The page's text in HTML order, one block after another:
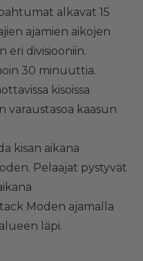
alkavat 15
ajamien aikojen
eri divisiooniin.
30 minuuttia.
kisoissa
varaustasoa kaasun
kisan aikana
Pelaajat pystyvät
Moden ajamalla
läpi.